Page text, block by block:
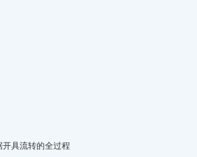
具流转的全过程